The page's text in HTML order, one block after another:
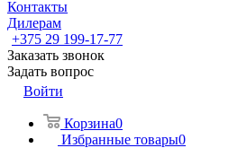
Контакты
Дилерам
+375 29 199-17-77
Заказать звонок
Задать вопрос
Войти
Корзина0
Избранные товары0